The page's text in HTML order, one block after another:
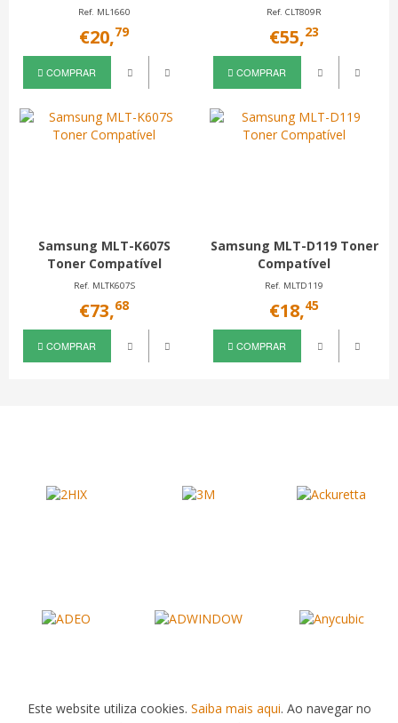
Ref. ML1660
€20,79
COMPRAR
Ref. CLT809R
€55,23
COMPRAR
Samsung MLT-K607S
Toner Compatível
Ref. MLTK607S
€73,68
COMPRAR
Samsung MLT-D119 Toner
Compatível
Ref. MLTD119
€18,45
COMPRAR
Este website utiliza cookies. Saiba mais aqui. Ao navegar no